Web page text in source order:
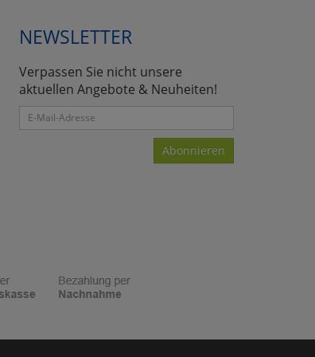
NEWSLETTER
Verpassen Sie nicht unsere
aktuellen Angebote & Neuheiten!
Abonnieren